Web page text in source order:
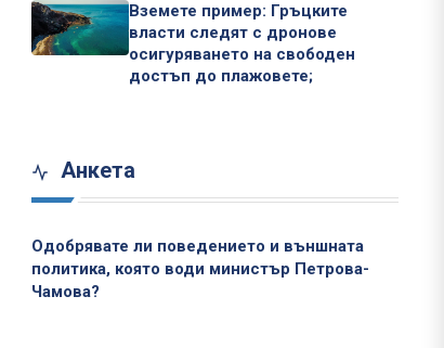
Вземете пример: Гръцките
власти следят с дронове
осигуряването на свободен
достъп до плажовете;
Анкета
Одобрявате ли поведението и външната
политика, която води министър Петрова-
Чамова?